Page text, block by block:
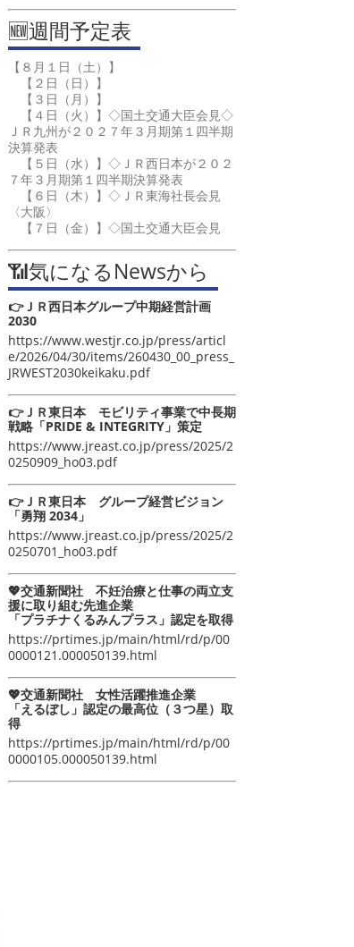
🆕週間予定表
【８月１日（土）】
【２日（日）】
【３日（月）】
【４日（火）】◇国土交通大臣会見◇
ＪＲ九州が２０２７年３月期第１四半期
決算発表
【５日（水）】◇ＪＲ西日本が２０２
７年３月期第１四半期決算発表
【６日（木）】◇ＪＲ東海社長会見
〈大阪〉
【７日（金）】◇国土交通大臣会見
📶気になるNewsから
👉ＪＲ西日本グループ中期経営計画
2030
https://www.westjr.co.jp/press/articl
e/2026/04/30/items/260430_00_press_
JRWEST2030keikaku.pdf
👉ＪＲ東日本 モビリティ事業で中長期
戦略「PRIDE & INTEGRITY」策定
https://www.jreast.co.jp/press/2025/2
0250909_ho03.pdf
👉ＪＲ東日本 グループ経営ビジョン
「勇翔 2034」
https://www.jreast.co.jp/press/2025/2
0250701_ho03.pdf
💖交通新聞社 不妊治療と仕事の両立支
援に取り組む先進企業
「プラチナくるみんプラス」認定を取得
https://prtimes.jp/main/html/rd/p/00
0000121.000050139.html
💖交通新聞社 女性活躍推進企業
「えるぼし」認定の最高位（３つ星）取
得
https://prtimes.jp/main/html/rd/p/00
0000105.000050139.html